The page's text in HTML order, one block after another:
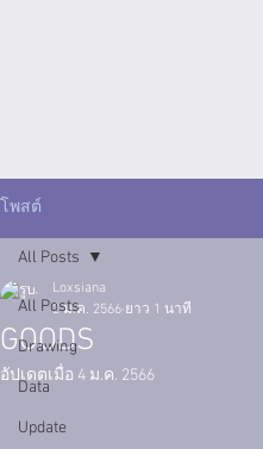
โพสต์
All Posts
Drawing
Data
Update
All Posts
GOODS
Loxsiana
2 ม.ค. 2566 ยาว 1 นาที
อัปเดตเมื่อ 4 ม.ค. 2566